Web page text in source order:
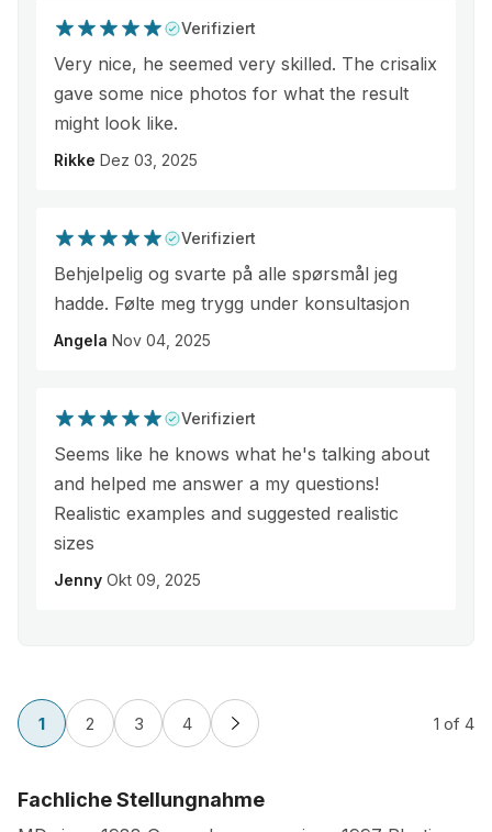
Verifiziert
Very nice, he seemed very skilled. The crisalix
gave some nice photos for what the result
might look like.
Rikke Dez 03, 2025
Verifiziert
Behjelpelig og svarte på alle spørsmål jeg
hadde. Følte meg trygg under konsultasjon
Angela Nov 04, 2025
Verifiziert
Seems like he knows what he's talking about
and helped me answer a my questions!
Realistic examples and suggested realistic
sizes
Jenny Okt 09, 2025
1 2 3 4 1 of 4
Fachliche Stellungnahme